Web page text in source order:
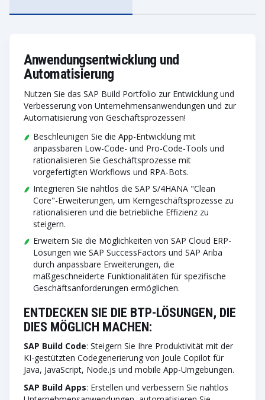
Anwendungsentwicklung und
Automatisierung
Nutzen Sie das SAP Build Portfolio zur Entwicklung und
Verbesserung von Unternehmensanwendungen und zur
Automatisierung von Geschäftsprozessen!
Beschleunigen Sie die App-Entwicklung mit
anpassbaren Low-Code- und Pro-Code-Tools und
rationalisieren Sie Geschäftsprozesse mit
vorgefertigten Workflows und RPA-Bots.
Integrieren Sie nahtlos die SAP S/4HANA "Clean
Core"-Erweiterungen, um Kerngeschäftsprozesse zu
rationalisieren und die betriebliche Effizienz zu
steigern.
Erweitern Sie die Möglichkeiten von SAP Cloud ERP-
Lösungen wie SAP SuccessFactors und SAP Ariba
durch anpassbare Erweiterungen, die
maßgeschneiderte Funktionalitäten für spezifische
Geschäftsanforderungen ermöglichen.
ENTDECKEN SIE DIE BTP-LÖSUNGEN, DIE
DIES MÖGLICH MACHEN:
SAP Build Code: Steigern Sie Ihre Produktivität mit der
KI-gestützten Codegenerierung von Joule Copilot für
Java, JavaScript, Node.js und mobile App-Umgebungen.
SAP Build Apps: Erstellen und verbessern Sie nahtlos